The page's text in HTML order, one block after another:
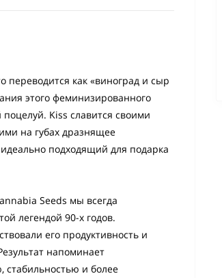
переводится как «виноград и сыр
этого феминизированного
Kiss славится своими
на губах дразнящее
подходящий для подарка
Seeds мы всегда
легендой 90-х годов.
его продуктивность и
напоминает
и более